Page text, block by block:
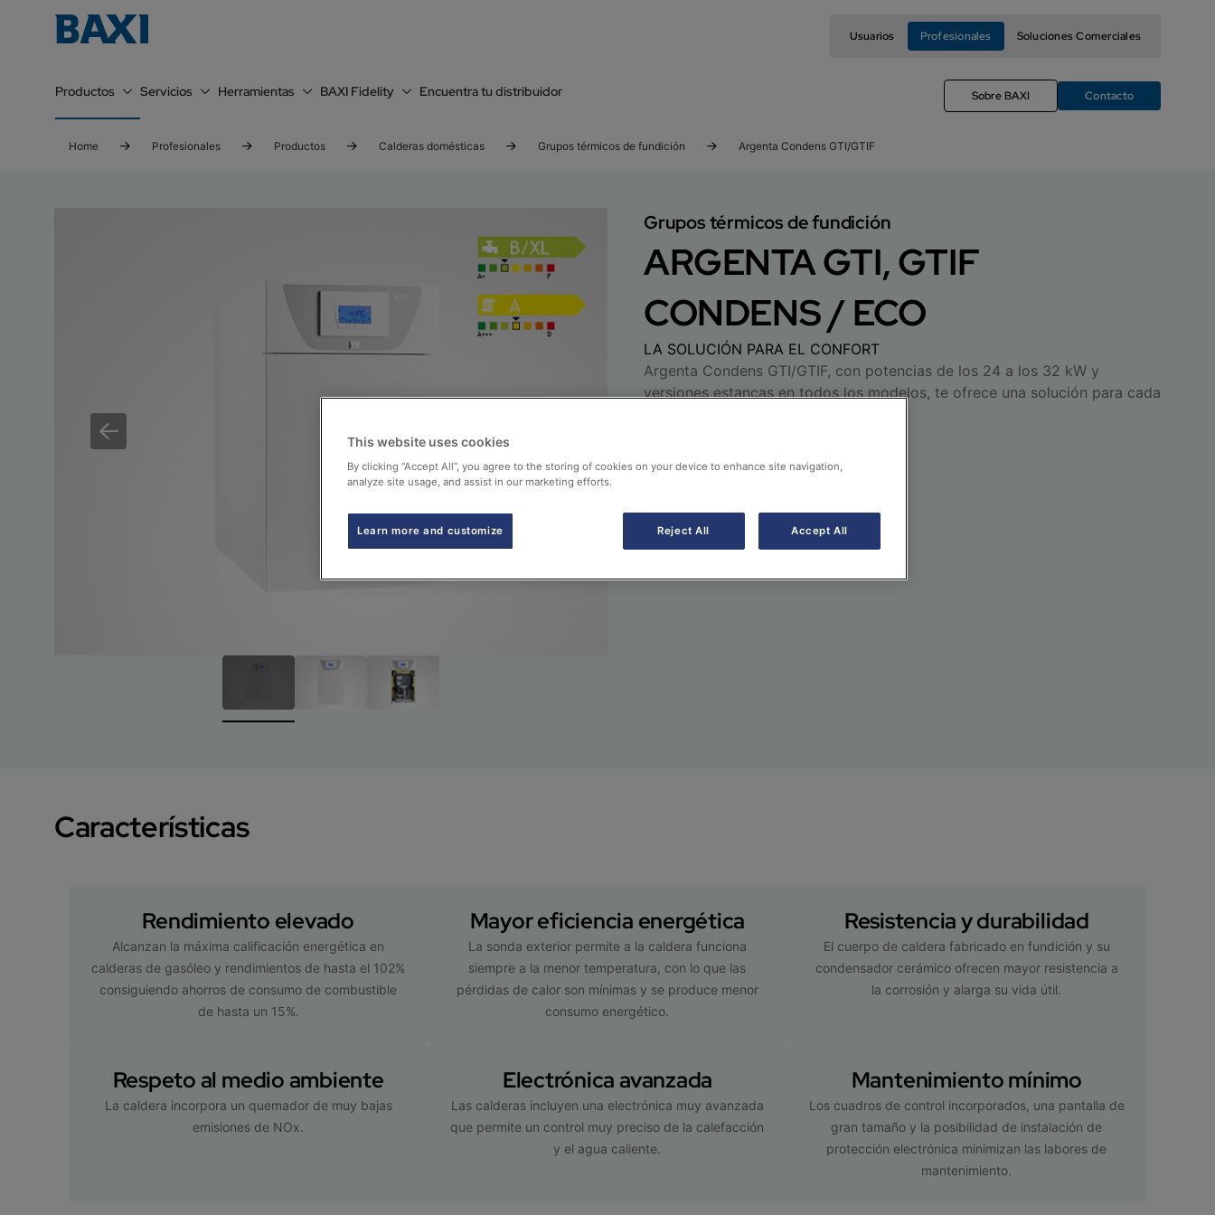
Usuarios Profesionales Soluciones Comerciales
Productos Servicios Herramientas BAXI Fidelity Encuentra tu distribuidor Sobre BAXI Contacto
Home Profesionales Productos Calderas domésticas Grupos térmicos de fundición Argenta Condens GTI/GTIF
Grupos térmicos de fundición
ARGENTA GTI, GTIF
CONDENS / ECO
LA SOLUCIÓN PARA EL CONFORT
Argenta Condens GTI/GTIF, con potencias de los 24 a los 32 kW y
versiones estancas en todos los modelos, te ofrece una solución para cada
Características
Rendimiento elevado
Alcanzan la máxima calificación energética en
calderas de gasóleo y rendimientos de hasta el 102%
consiguiendo ahorros de consumo de combustible
de hasta un 15%.
Mayor eficiencia energética
La sonda exterior permite a la caldera funciona
siempre a la menor temperatura, con lo que las
pérdidas de calor son mínimas y se produce menor
consumo energético.
Resistencia y durabilidad
El cuerpo de caldera fabricado en fundición y su
condensador cerámico ofrecen mayor resistencia a
la corrosión y alarga su vida útil.
Respeto al medio ambiente
La caldera incorpora un quemador de muy bajas
emisiones de NOx.
Electrónica avanzada
Las calderas incluyen una electrónica muy avanzada
que permite un control muy preciso de la calefacción
y el agua caliente.
Mantenimiento mínimo
Los cuadros de control incorporados, una pantalla de
gran tamaño y la posibilidad de instalación de
protección electrónica minimizan las labores de
mantenimiento.
This website uses cookies
By clicking “Accept All”, you agree to the storing of cookies on your device to enhance site navigation,
analyze site usage, and assist in our marketing efforts.
Learn more and customize Reject All Accept All